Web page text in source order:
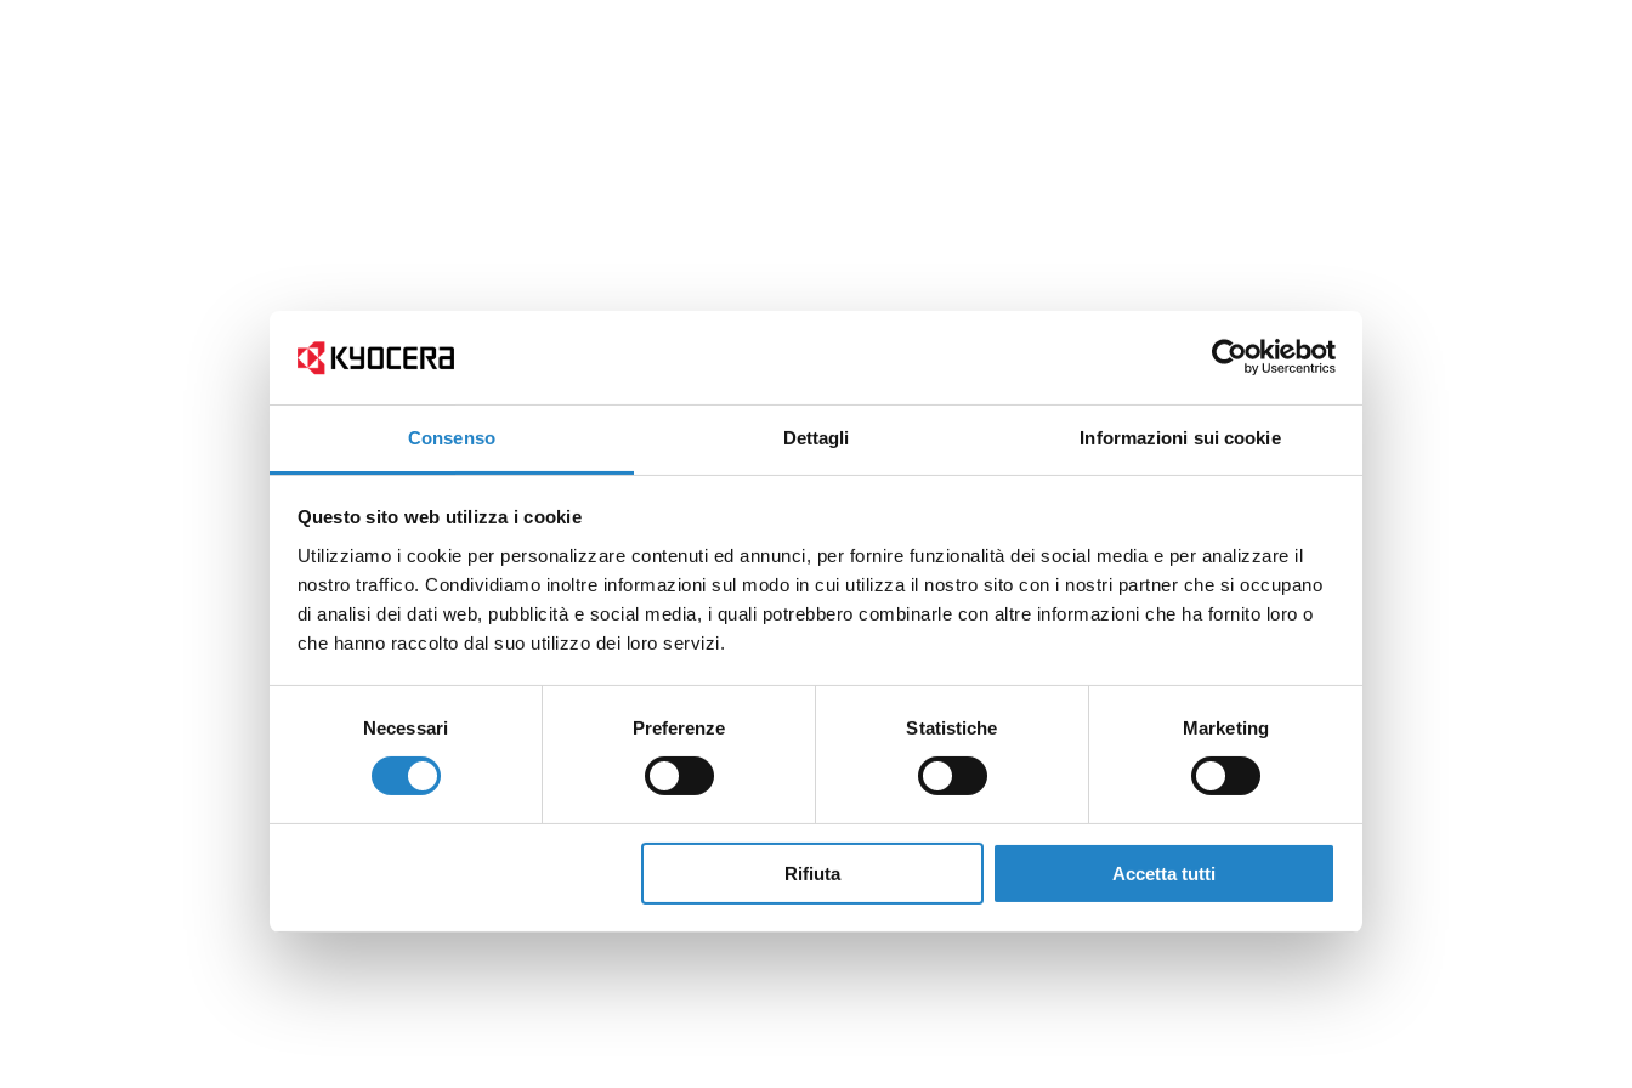
Consenso Dettagli Informazioni sui cookie
Questo sito web utilizza i cookie
Utilizziamo i cookie per personalizzare contenuti ed annunci, per fornire funzionalità dei social media e per analizzare il
nostro traffico. Condividiamo inoltre informazioni sul modo in cui utilizza il nostro sito con i nostri partner che si occupano
di analisi dei dati web, pubblicità e social media, i quali potrebbero combinarle con altre informazioni che ha fornito loro o
che hanno raccolto dal suo utilizzo dei loro servizi.
Necessari Preferenze Statistiche Marketing
Rifiuta Accetta tutti